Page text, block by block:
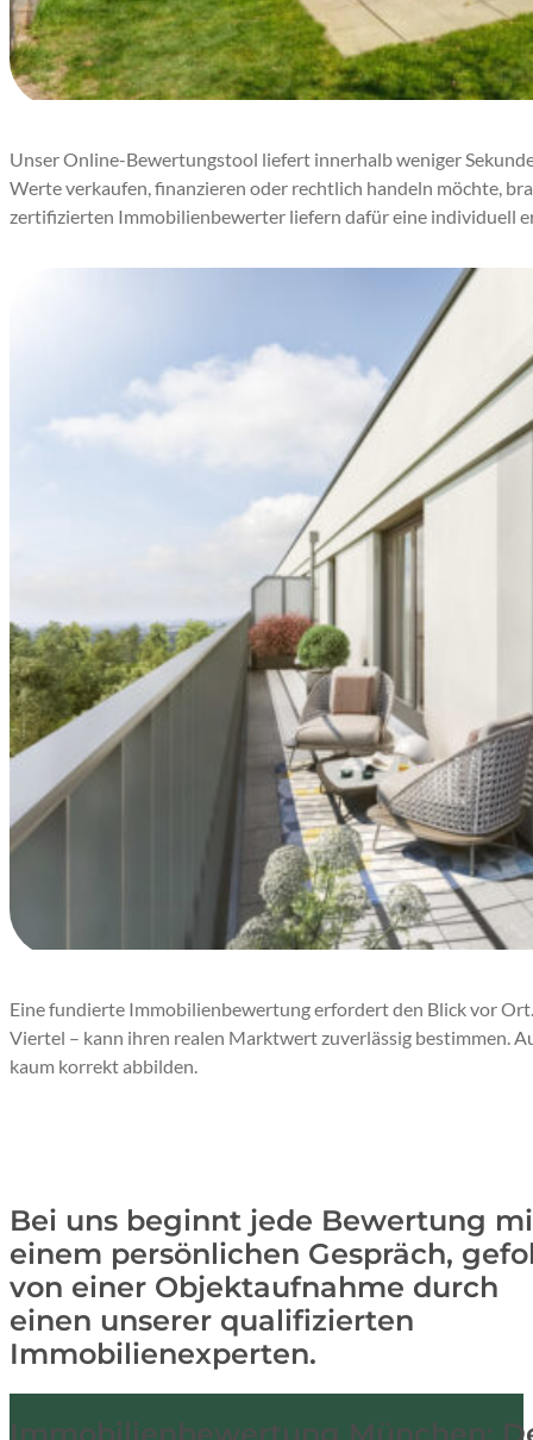
Unser Online-Bewertungstool liefert innerhalb weniger
Werte verkaufen, finanzieren oder rechtlich handeln möchte,
zertifizierten Immobilienbewerter liefern dafür eine individuell
Eine fundierte Immobilienbewertung erfordert den Blick vor
Viertel – kann ihren realen Marktwert zuverlässig bestimmen.
kaum korrekt abbilden.
Bei uns beginnt jede Bewertung
einem persönlichen Gespräch,
von einer Objektaufnahme durch
einen unserer qualifizierten
Immobilienexperten.